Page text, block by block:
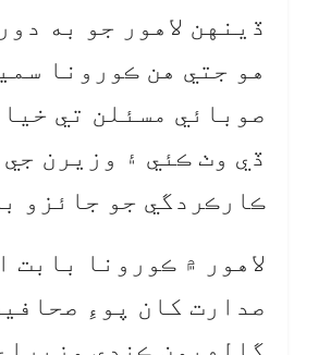
ڏينهن لاهور جو به
هو جتي هن ڪورونا
صوبائي مسئلن تي
ڏي وٺ ڪئي ۽ وزيرن جي
ڪارڪردگي جو جائزو
لاهور ۾ ڪورونا بابت
صدارت کان پوءِ